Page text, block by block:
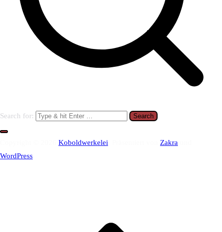
Search for:
Koboldwerkelei Zakra
WordPress